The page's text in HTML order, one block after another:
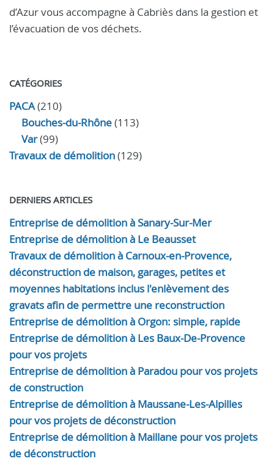
d’Azur vous accompagne à Cabriès dans la gestion et
l’évacuation de vos déchets.
CATÉGORIES
PACA(210)
Bouches-du-Rhône(113)
Var(99)
Travaux de démolition(129)
DERNIERS ARTICLES
Entreprise de démolition à Sanary-Sur-Mer
Entreprise de démolition à Le Beausset
Travaux de démolition à Carnoux-en-Provence,
déconstruction de maison, garages, petites et
moyennes habitations inclus l'enlèvement des
gravats afin de permettre une reconstruction
Entreprise de démolition à Orgon: simple, rapide
Entreprise de démolition à Les Baux-De-Provence
pour vos projets
Entreprise de démolition à Paradou pour vos projets
de construction
Entreprise de démolition à Maussane-Les-Alpilles
pour vos projets de déconstruction
Entreprise de démolition à Maillane pour vos projets
de déconstruction